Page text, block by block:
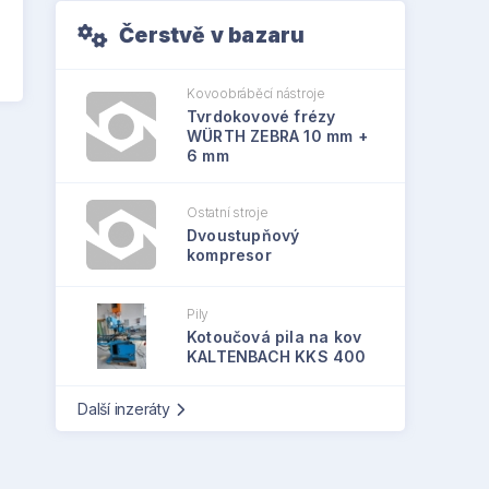
Čerstvě v bazaru
Kovoobráběcí nástroje
Tvrdokovové frézy
WÜRTH ZEBRA 10 mm +
6 mm
Ostatní stroje
Dvoustupňový
kompresor
Pily
Kotoučová pila na kov
KALTENBACH KKS 400
Další inzeráty